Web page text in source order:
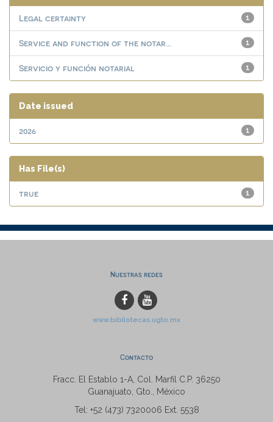
1
Legal certainty
1
Service and function of the notar...
1
Servicio y función notarial
Date issued
1
2026
Has File(s)
1
true
Nuestras redes
www.bibliotecas.ugto.mx
Contacto
Fracc. El Establo 1-A, Col. Marfil C.P. 36250
Guanajuato, Gto., México
Tel: +52 (473) 7320006 Ext. 5538